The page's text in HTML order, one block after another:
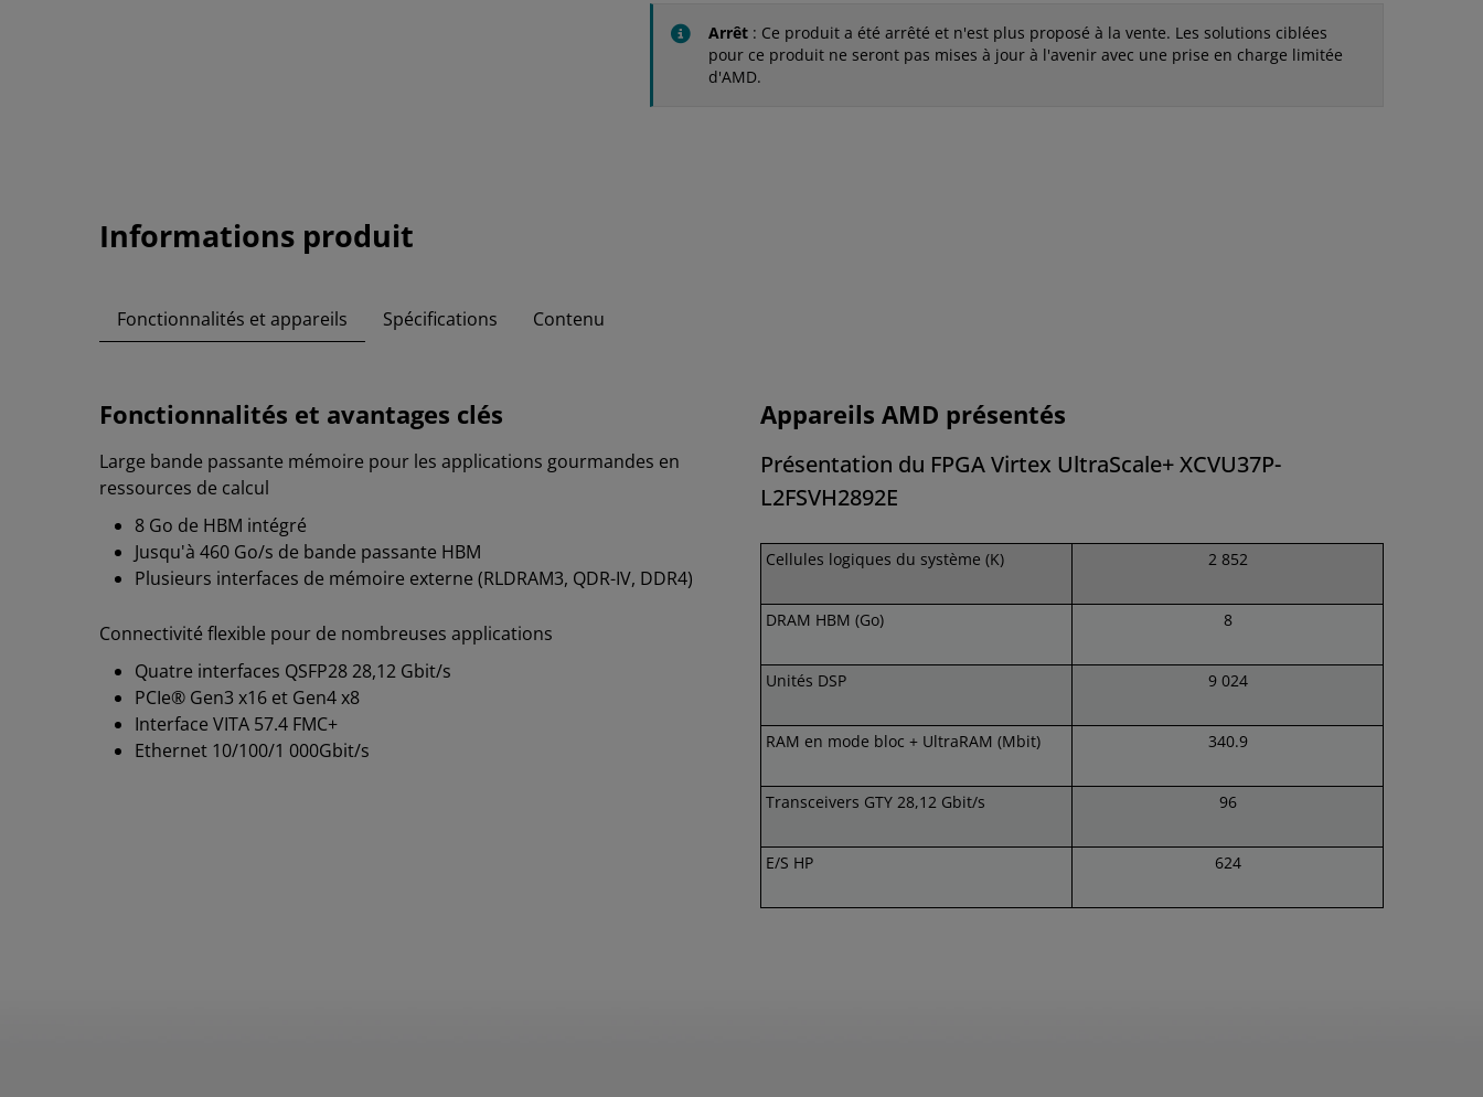
Arrêt : Ce produit a été arrêté et n'est plus proposé à la vente. Les solutions ciblées
pour ce produit ne seront pas mises à jour à l'avenir avec une prise en charge limitée
d'AMD.
Informations produit
Fonctionnalités et appareils Spécifications Contenu
Fonctionnalités et avantages clés
Large bande passante mémoire pour les applications gourmandes en
ressources de calcul
8 Go de HBM intégré
Jusqu'à 460 Go/s de bande passante HBM
Plusieurs interfaces de mémoire externe (RLDRAM3, QDR-IV, DDR4)
Connectivité flexible pour de nombreuses applications
Quatre interfaces QSFP28 28,12 Gbit/s
PCIe® Gen3 x16 et Gen4 x8
Interface VITA 57.4 FMC+
Ethernet 10/100/1 000Gbit/s
Appareils AMD présentés
Présentation du FPGA Virtex UltraScale+ XCVU37P-
L2FSVH2892E
Cellules logiques du système (K) 2 852
DRAM HBM (Go) 8
Unités DSP 9 024
RAM en mode bloc + UltraRAM (Mbit) 340.9
Transceivers GTY 28,12 Gbit/s 96
E/S HP 624